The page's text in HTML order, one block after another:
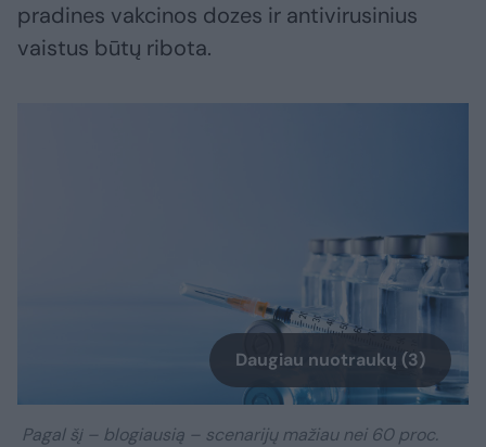
pradines vakcinos dozes ir antivirusinius
vaistus būtų ribota.
Daugiau nuotraukų (3)
Pagal šį – blogiausią – scenarijų mažiau nei 60 proc.